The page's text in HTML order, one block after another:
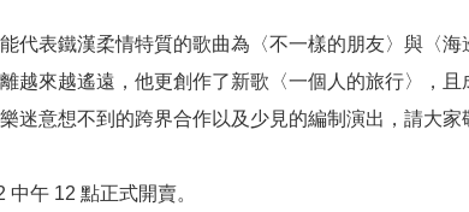
代表鐵漢柔情特質的歌曲為〈不一樣的朋友〉與〈海
越來越遙遠，他更創作了新歌〈一個人的旅行〉，且
迷意想不到的跨界合作以及少見的編制演出，請大家
中午 12 點正式開賣。